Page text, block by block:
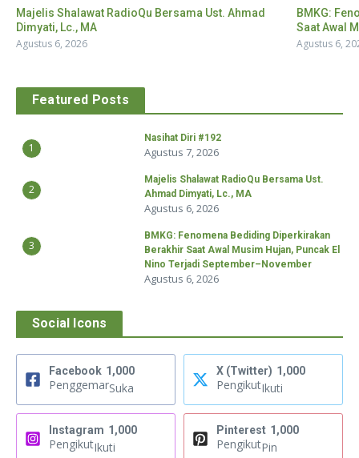
Majelis Shalawat RadioQu Bersama Ust. Ahmad
Dimyati, Lc., MA
Agustus 6, 2026
BMKG:
Saat Awal
Agustus 6,
Featured Posts
1
Nasihat Diri #192
Agustus 7, 2026
2
Majelis Shalawat RadioQu Bersama Ust.
Ahmad Dimyati, Lc., MA
Agustus 6, 2026
3
BMKG: Fenomena Bediding Diperkirakan
Berakhir Saat Awal Musim Hujan, Puncak El
Nino Terjadi September–November
Agustus 6, 2026
Social Icons
Facebook 1,000
PenggemarSuka
X (Twitter) 1,000
PengikutIkuti
Instagram 1,000
PengikutIkuti
Pinterest 1,000
PengikutPin